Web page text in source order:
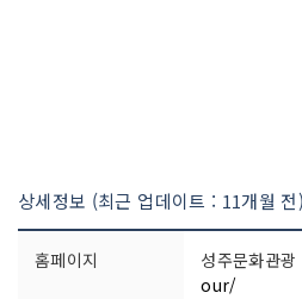
상세정보 (최근 업데이트 : 11개월 전)
홈페이지 성주문화관광
our/